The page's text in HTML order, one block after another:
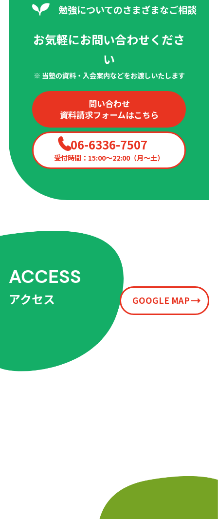
勉強についてのさまざまなご相談
お気軽にお問い合わせくださ
い
※ 当塾の資料・入会案内などをお渡しいたします
問い合わせ
資料請求フォームはこちら
06-6336-7507
受付時間：15:00〜22:00（月〜土）
ACCESS
アクセス GOOGLE MAP